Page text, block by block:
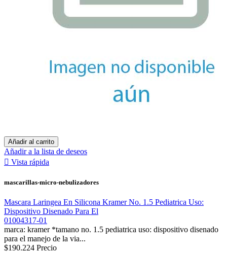
Añadir al carrito
Añadir a la lista de deseos
 Vista rápida
mascarillas-micro-nebulizadores
Mascara Laringea En Silicona Kramer No. 1.5 Pediatrica Uso:
Dispositivo Disenado Para El
01004317-01
marca: kramer *tamano no. 1.5 pediatrica uso: dispositivo disenado
para el manejo de la via...
$190.224 Precio